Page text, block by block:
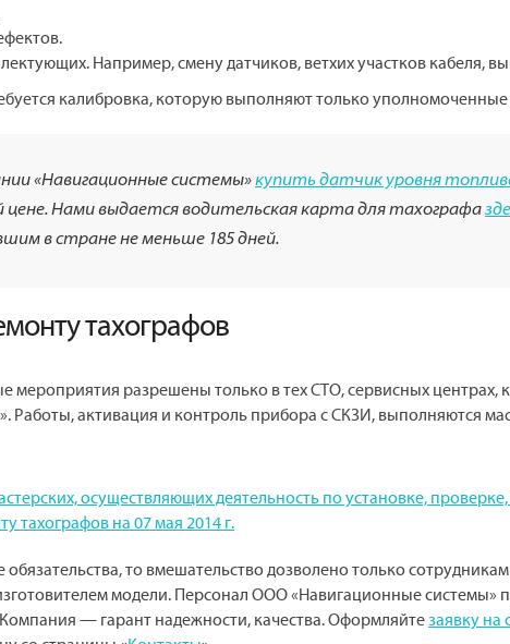
Например, смену датчиков, ветхих участков кабеля,
калибровка, которую выполняют только
«Навигационные системы»купить датчик уровня
цене. Нами выдается водительская карта для тахографа
в стране не меньше 185 дней.
тахографов
мероприятия разрешены только в тех СТО, сервисных центрах,
Работы, активация и контроль прибора с СКЗИ, выполняются
осуществляющих деятельность по установке,
тахографов на 07 мая 2014 г.
обязательства, то вмешательство дозволено только
модели. Персонал ООО «Навигационные системы»
— гарант надежности, качества. Оформляйтезаявку на